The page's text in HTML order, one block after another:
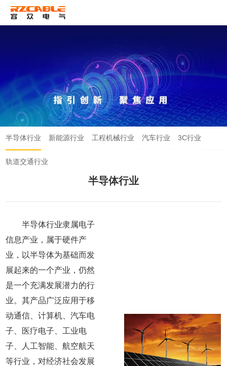
半导体行业 新能源行业 工程机械行业 汽车行业 3C行业
轨道交通行业
半导体行业
半导体行业隶属电子
信息产业，属于硬件产
业，以半导体为基础而发
展起来的一个产业，仍然
是一个充满发展潜力的行
业。其产品广泛应用于移
动通信、计算机、汽车电
子、医疗电子、工业电
子、人工智能、航空航天
等行业，对经济社会发展